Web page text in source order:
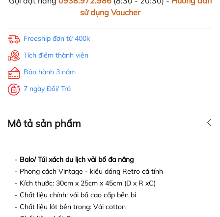
sử dụng Voucher
Freeship đơn từ 400k
Tích điểm thành viên
Bảo hành 3 năm
7 ngày Đổi/ Trả
Mô tả sản phẩm
- Balo/ Túi xách du lịch vải bố đa năng
- Phong cách Vintage - kiểu dáng Retro cá tính
- Kích thước: 30cm x 25cm x 45cm (D x R xC)
- Chất liệu chính: vải bố cao cấp bền bỉ
- Chất liệu lót bên trong: Vải cotton